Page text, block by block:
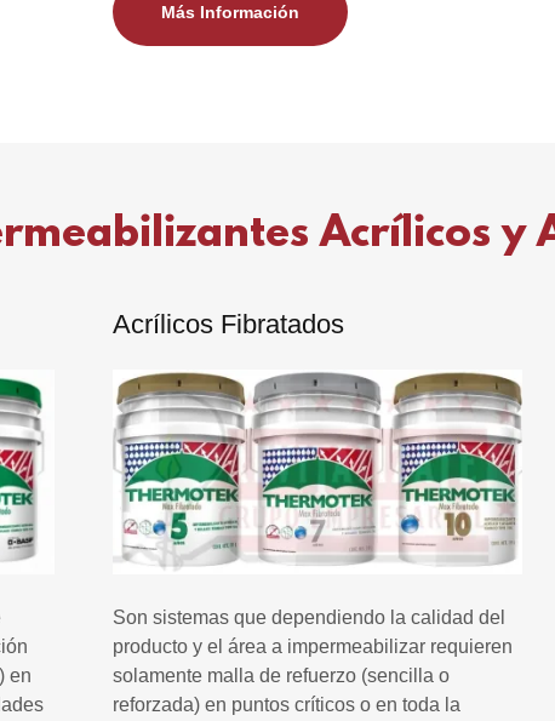
Más Información
Acrílicos y
en
Acrílicos Fibratados
Son sistemas que dependiendo la calidad del
producto y el área a impermeabilizar requieren
solamente malla de refuerzo (sencilla o
reforzada) en puntos críticos o en toda la